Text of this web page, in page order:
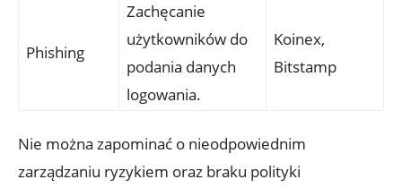
Phishing
Zachęcanie
użytkowników⁤ do‌
podania danych
logowania.
Koinex,⁤
Bitstamp
Nie można ⁤zapominać ​o nieodpowiednim
zarządzaniu ryzykiem ⁤oraz braku polityki⁣